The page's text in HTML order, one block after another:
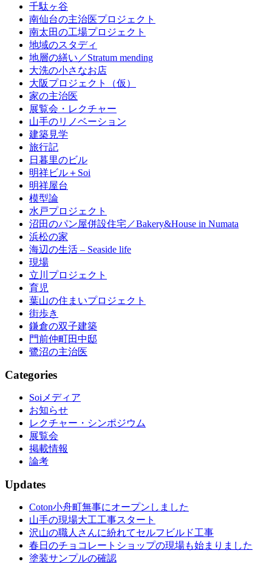
千駄ヶ谷
南仙台の主治医プロジェクト
南太田の工場プロジェクト
地域のスタディ
地層の繕い／Stratum mending
大洗の小さなお店
大阪プロジェクト（仮）
家の主治医
展覧会・レクチャー
山手のリノベーション
建築見学
旅行記
日暮里のビル
明祥ビル＋Soi
明祥屋台
模型論
水戸プロジェクト
沼田のパン屋併設住宅／Bakery&House in Numata
浜松の家
海辺の生活 – Seaside life
現場
立川プロジェクト
育児
葉山の住まいプロジェクト
街歩き
鎌倉の双子建築
門前仲町田中邸
鷺沼の主治医
Categories
Soiメディア
お知らせ
レクチャー・シンポジウム
展覧会
掲載情報
論考
Updates
Coton小舟町無事にオープンしました
山手の現場大工工事スタート
沢山の職人さんに紛れてセルフビルド工事
春日のチョコレートショップの現場も始まりました
塗装サンプルの確認